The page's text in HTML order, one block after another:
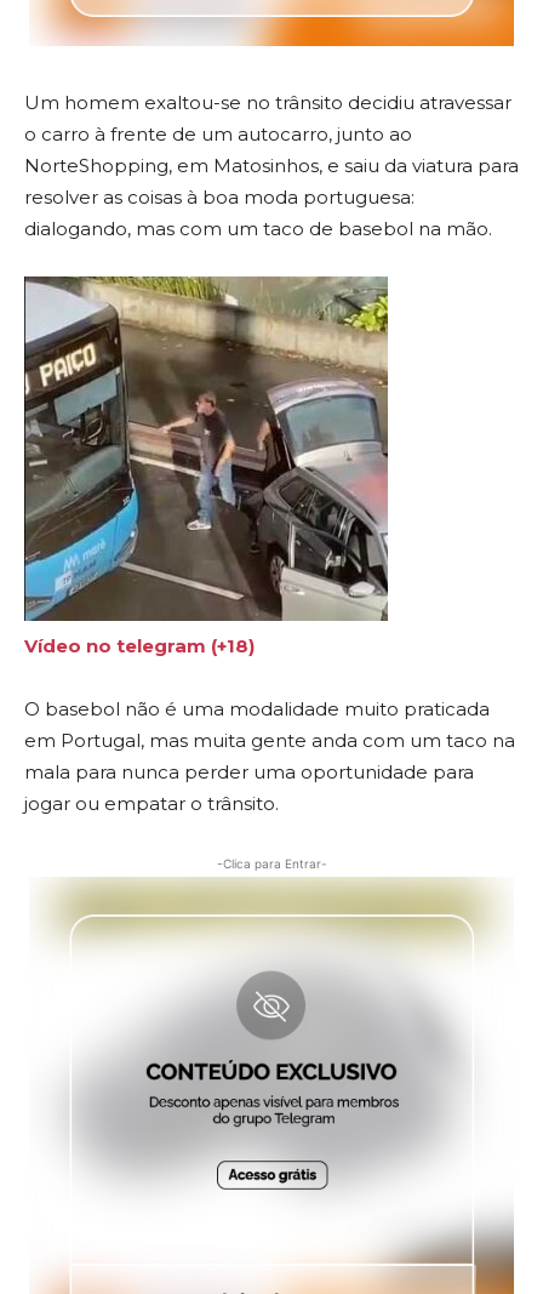
Um homem exaltou-se no trânsito decidiu atravessar
o carro à frente de um autocarro, junto ao
NorteShopping, em Matosinhos, e saiu da viatura para
resolver as coisas à boa moda portuguesa:
dialogando, mas com um taco de basebol na mão.
Vídeo no telegram (+18)
O basebol não é uma modalidade muito praticada
em Portugal, mas muita gente anda com um taco na
mala para nunca perder uma oportunidade para
jogar ou empatar o trânsito.
-Clica para Entrar-